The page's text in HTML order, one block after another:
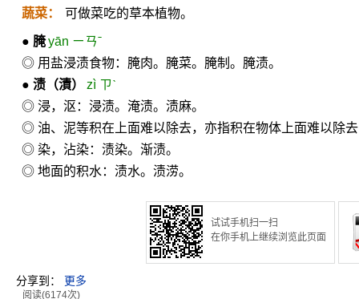
蔬菜： 可做菜吃的草本植物。
● 腌yān ㄧㄢˉ
◎ 用盐浸渍食物：腌肉。腌菜。腌制。腌渍。
● 渍 （漬）
zì ㄗˋ
◎ 浸，沤：浸渍。淹渍。渍麻。
◎ 油、泥等积在上面难以除去，亦指积在物体上面难以除
◎ 染，沾染：渍染。渐渍。
◎ 地面的积水：渍水。渍涝。
试试手机扫一扫
在你手机上继续浏览此页面
分享到： 更多
阅读(6174次)